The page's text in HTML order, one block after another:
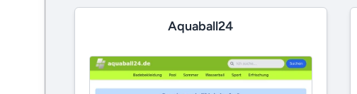
Aquaball24